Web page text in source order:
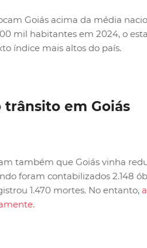
Goiás acima da média
mil habitantes em 2024, o
índice mais altos do país.
trânsito em Goiás
também que Goiás vinha
foram contabilizados 2.148
1.470 mortes. No entanto,